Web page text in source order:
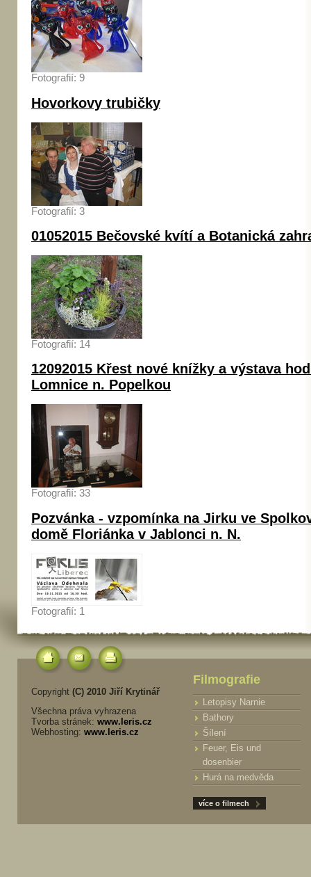
Fotografií: 9
Hovorkovy trubičky
Fotografií: 3
01052015 Bečovské kvítí a Botanická
Fotografií: 14
12092015 Křest nové knížky a výstava
Lomnice n. Popelkou
Fotografií: 33
Pozvánka - vzpomínka na Jirku ve
domě Floriánka v Jablonci n. N.
Fotografií: 1
Copyright (C) 2010 Jiří Krytinář
Všechna práva vyhrazena
Tvorba stránek: www.leris.cz
Webhosting: www.leris.cz
Filmografie
Letopisy Narnie
Bathory
Šílení
Feuer, Eis und
dosenbier
Hurá na medvěda
více o filmech